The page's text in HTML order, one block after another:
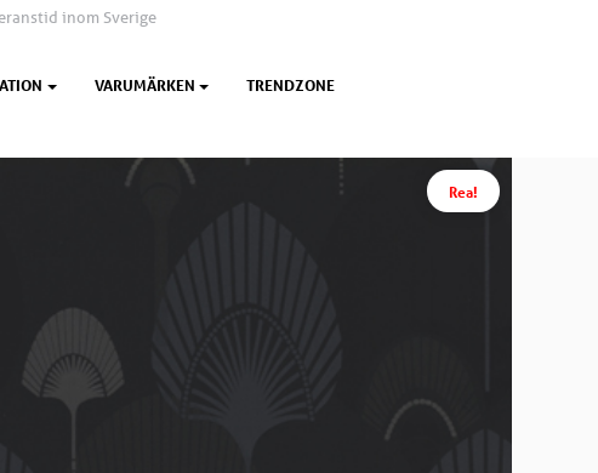
inom Sverige
VARUMÄRKEN TRENDZONE
Rea!